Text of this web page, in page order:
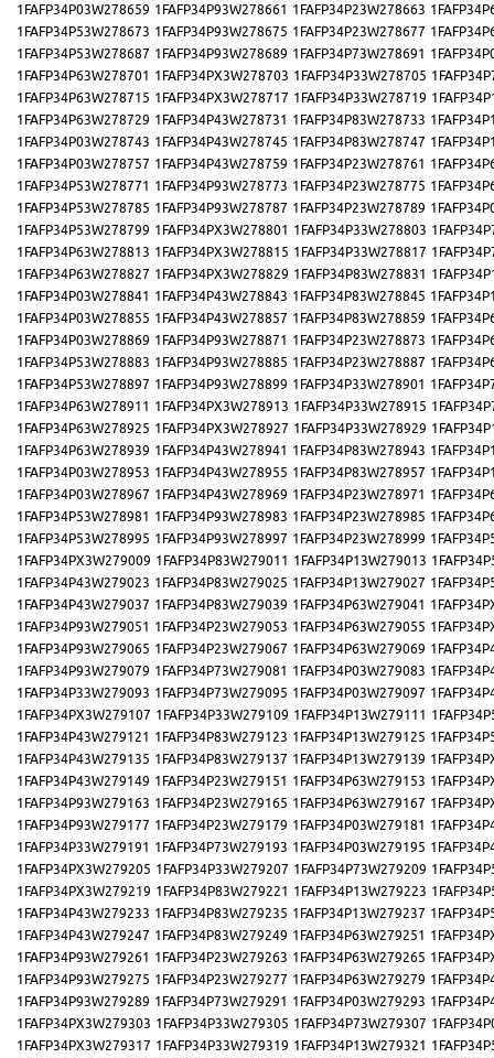
1FAFP34P03W278659 1FAFP34P93W278661 1FAFP34P23W278663
1FAFP34P53W278673 1FAFP34P93W278675 1FAFP34P23W278677
1FAFP34P53W278687 1FAFP34P93W278689 1FAFP34P73W278691
1FAFP34P63W278701 1FAFP34PX3W278703 1FAFP34P33W278705
1FAFP34P63W278715 1FAFP34PX3W278717 1FAFP34P33W278719
1FAFP34P63W278729 1FAFP34P43W278731 1FAFP34P83W278733
1FAFP34P03W278743 1FAFP34P43W278745 1FAFP34P83W278747
1FAFP34P03W278757 1FAFP34P43W278759 1FAFP34P23W278761
1FAFP34P53W278771 1FAFP34P93W278773 1FAFP34P23W278775
1FAFP34P53W278785 1FAFP34P93W278787 1FAFP34P23W278789
1FAFP34P53W278799 1FAFP34PX3W278801 1FAFP34P33W278803
1FAFP34P63W278813 1FAFP34PX3W278815 1FAFP34P33W278817
1FAFP34P63W278827 1FAFP34PX3W278829 1FAFP34P83W278831
1FAFP34P03W278841 1FAFP34P43W278843 1FAFP34P83W278845
1FAFP34P03W278855 1FAFP34P43W278857 1FAFP34P83W278859
1FAFP34P03W278869 1FAFP34P93W278871 1FAFP34P23W278873
1FAFP34P53W278883 1FAFP34P93W278885 1FAFP34P23W278887
1FAFP34P53W278897 1FAFP34P93W278899 1FAFP34P33W278901
1FAFP34P63W278911 1FAFP34PX3W278913 1FAFP34P33W278915
1FAFP34P63W278925 1FAFP34PX3W278927 1FAFP34P33W278929
1FAFP34P63W278939 1FAFP34P43W278941 1FAFP34P83W278943
1FAFP34P03W278953 1FAFP34P43W278955 1FAFP34P83W278957
1FAFP34P03W278967 1FAFP34P43W278969 1FAFP34P23W278971
1FAFP34P53W278981 1FAFP34P93W278983 1FAFP34P23W278985
1FAFP34P53W278995 1FAFP34P93W278997 1FAFP34P23W278999
1FAFP34PX3W279009 1FAFP34P83W279011 1FAFP34P13W279013
1FAFP34P43W279023 1FAFP34P83W279025 1FAFP34P13W279027
1FAFP34P43W279037 1FAFP34P83W279039 1FAFP34P63W279041
1FAFP34P93W279051 1FAFP34P23W279053 1FAFP34P63W279055
1FAFP34P93W279065 1FAFP34P23W279067 1FAFP34P63W279069
1FAFP34P93W279079 1FAFP34P73W279081 1FAFP34P03W279083
1FAFP34P33W279093 1FAFP34P73W279095 1FAFP34P03W279097
1FAFP34PX3W279107 1FAFP34P33W279109 1FAFP34P13W279111
1FAFP34P43W279121 1FAFP34P83W279123 1FAFP34P13W279125
1FAFP34P43W279135 1FAFP34P83W279137 1FAFP34P13W279139
1FAFP34P43W279149 1FAFP34P23W279151 1FAFP34P63W279153
1FAFP34P93W279163 1FAFP34P23W279165 1FAFP34P63W279167
1FAFP34P93W279177 1FAFP34P23W279179 1FAFP34P03W279181
1FAFP34P33W279191 1FAFP34P73W279193 1FAFP34P03W279195
1FAFP34PX3W279205 1FAFP34P33W279207 1FAFP34P73W279209
1FAFP34PX3W279219 1FAFP34P83W279221 1FAFP34P13W279223
1FAFP34P43W279233 1FAFP34P83W279235 1FAFP34P13W279237
1FAFP34P43W279247 1FAFP34P83W279249 1FAFP34P63W279251
1FAFP34P93W279261 1FAFP34P23W279263 1FAFP34P63W279265
1FAFP34P93W279275 1FAFP34P23W279277 1FAFP34P63W279279
1FAFP34P93W279289 1FAFP34P73W279291 1FAFP34P03W279293
1FAFP34PX3W279303 1FAFP34P33W279305 1FAFP34P73W279307
1FAFP34PX3W279317 1FAFP34P33W279319 1FAFP34P13W279321